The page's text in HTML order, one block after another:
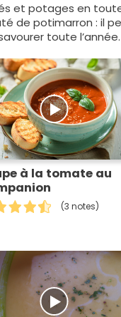
et potages en
de potimarron : il
toute l’année.
à la tomate au
(3 notes)